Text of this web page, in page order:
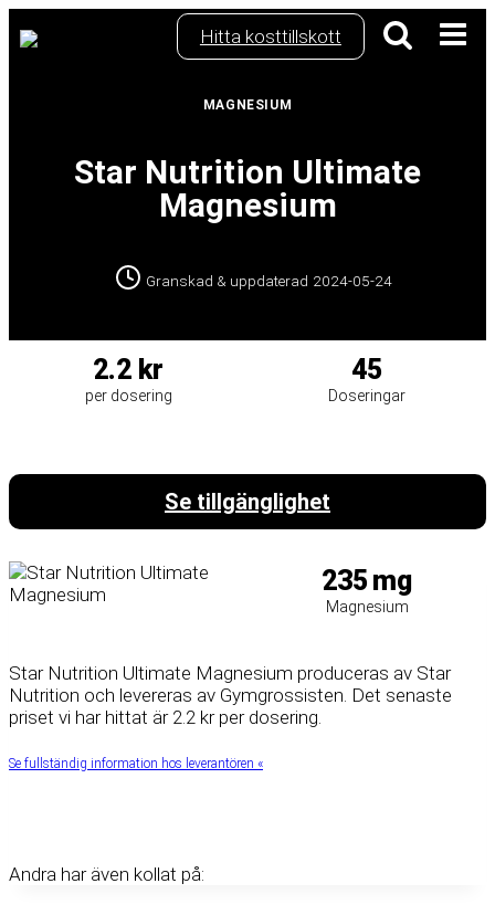
to
Hitta kosttillskott
MAGNESIUM
Star Nutrition Ultimate
Magnesium
Granskad & uppdaterad 2024-05-24
235 mg
Magnesium
Star Nutrition Ultimate Magnesium produceras av Star
Nutrition och levereras av Gymgrossisten. Det senaste
priset vi har hittat är 2.2 kr per dosering.
Se fullständig information hos leverantören «
Andra har även kollat på:
2.2 kr
per dosering
45
Doseringar
Se tillgänglighet